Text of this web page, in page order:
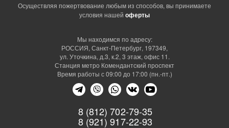
Осуществляя пожертвование любым из способов, вы принимаете
условия нашей оферты
8 (812) 702-79-35
8 (921) 917-22-93
Мы находимся по адресу:
РОССИЯ, Санкт-Петербург, 197349,
ул. Уточкина, д.3, к.2, 3 этаж, офис 11.
Станция метро Комендантский проспект
Время работы с 09:00 до 17:00 (пн.-пт.)